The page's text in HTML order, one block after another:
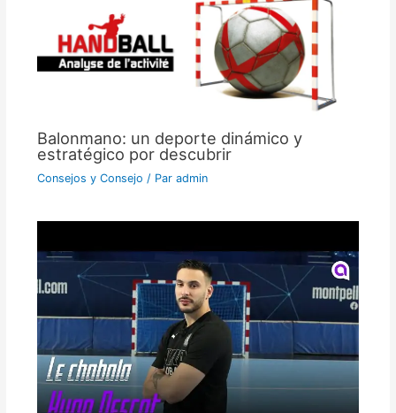
Balonmano: un deporte dinámico y
estratégico por descubrir
Consejos y Consejo / Par admin